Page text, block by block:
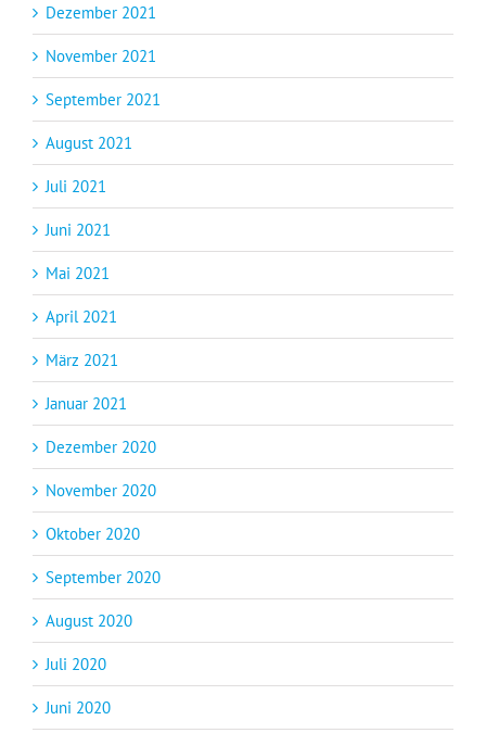
Dezember 2021
November 2021
September 2021
August 2021
Juli 2021
Juni 2021
Mai 2021
April 2021
März 2021
Januar 2021
Dezember 2020
November 2020
Oktober 2020
September 2020
August 2020
Juli 2020
Juni 2020